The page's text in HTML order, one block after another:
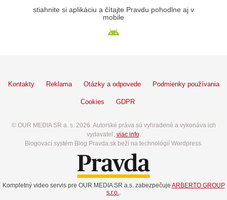
stiahnite si aplikáciu a čítajte Pravdu pohodlne aj v
mobile
Kontakty Reklama Otázky a odpovede Podmienky používania
Cookies GDPR
© OUR MEDIA SR a. s. 2026. Autorské práva sú vyhradené a vykonáva ich
vydavateľ, viac info.
Blogovací systém Blog.Pravda.sk beží na technológií Wordpress.
Kompletný video servis pre OUR MEDIA SR a.s. zabezpečuje ARBERTO GROUP
s.r.o.